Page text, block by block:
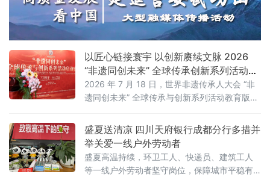
咕互娱在游戏领域的战略布局与实践思考。
以匠心链接寰宇 以创新赓续文脉 2026
“非遗同创未来” 全球传承创新系列活动在
京启动
2026 年 7 月 18 日，世界非遗传承人大会 “非
遗同创未来” 全球传承与创新系列活动教育版块
以 “万象寰宇・匠心文脉” 为主题，正式发布教
育板块整体战略规划。
盛夏送清凉 四川天府银行成都分行多措并
举关爱一线户外劳动者
盛夏高温持续，环卫工人、快递员、建筑工人
等一线户外劳动者坚守岗位，保障城市平稳有